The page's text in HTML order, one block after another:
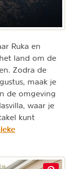
Ruka en
land om de
Zodra de
maak je
de omgeving
waar je
kunt